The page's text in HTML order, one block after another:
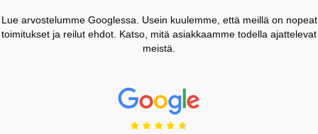
Lue arvostelumme Googlessa. Usein kuulemme, että meillä on nopeat
toimitukset ja reilut ehdot. Katso, mitä asiakkaamme todella ajattelevat
meistä.
Prisjakt Arvostelu: 4.7 Tähdet